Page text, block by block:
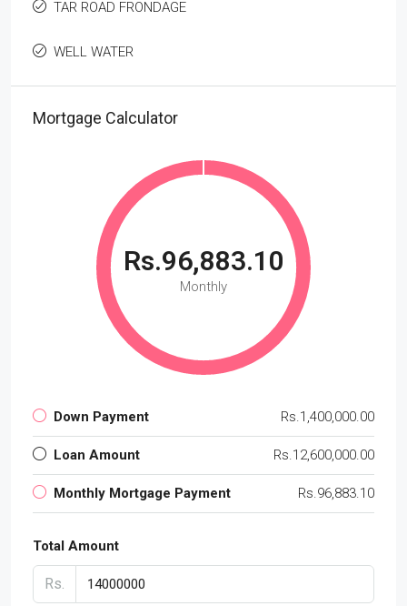
TAR ROAD FRONDAGE
WELL WATER
Mortgage Calculator
Rs.96,883.10
Monthly
Down Payment Rs.1,400,000.00
Loan Amount Rs.12,600,000.00
Monthly Mortgage Payment Rs.96,883.10
Total Amount
Rs.